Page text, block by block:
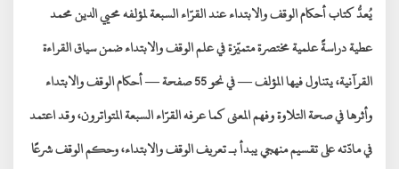
يُعدُّ كتابأحكام الوقف والابتداء عند القرّاء السبعةلمؤلفهمحيي الدين محمد
عطيةدراسةً علمية مختصرة متميّزة فيعلم الوقف والابتداء ضمن سياق القراءة
القرآنية
، يتناول فيها المؤلف — في نحو 55 صفحة — أحكام الوقف والابتداء
وأثرها فيصحة التلاوة وفهم المعنىكما عرفه القرّاء السبعة المتواترون، وقد اعتمد
في مادّته على تقسيم منهجي يبدأ بـتعريف الوقف والابتداء، وحكم الوقف شرعًا